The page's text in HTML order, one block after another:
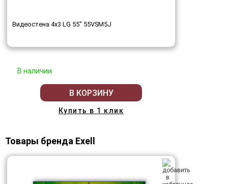
Видеостена 4x3 LG 55" 55VSM5J
В наличии
В КОРЗИНУ
Купить в 1 клик
Товары бренда Exell